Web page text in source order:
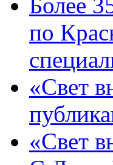
Более
по
«Свет
«Свет